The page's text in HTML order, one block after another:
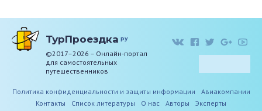
ТурПроездка ру
©2017–2026 – Онлайн-портал
для самостоятельных
путешественников
Политика конфиденциальности и защиты информации
Авиакомпании
Контакты
Список литературы О нас Авторы Эксперты